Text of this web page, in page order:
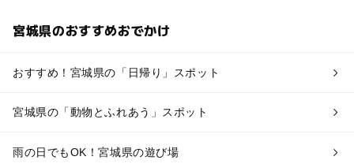
宮城県のおすすめおでかけ
おすすめ！宮城県の「日帰り」スポット
宮城県の「動物とふれあう」スポット
雨の日でもOK！宮城県の遊び場